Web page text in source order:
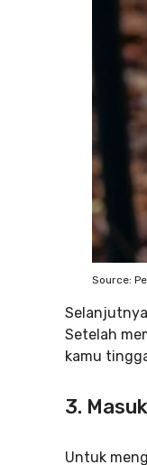
Source:
Setelah
kamu
3.
Untuk